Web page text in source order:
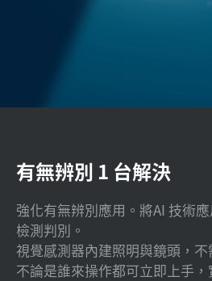
有無辨別 1 台解決
強化有無辨別應用。將AI 技術
檢測判別。
視覺感測器內建照明與鏡頭，不
不論是誰來操作都可立即上手